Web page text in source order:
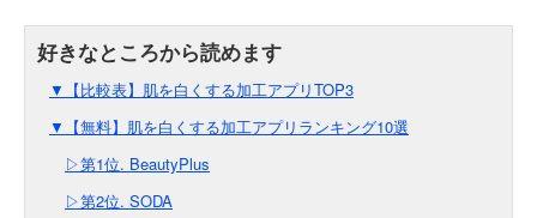
▼【比較表】肌を白くする加工アプリTOP3
▼【無料】肌を白くする加工アプリランキング10選
▷第1位. BeautyPlus
▷第2位. SODA